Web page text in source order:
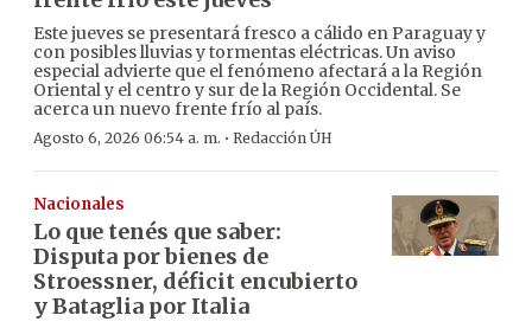
Este jueves se presentará fresco a cálido en Paraguay y
con posibles lluvias y tormentas eléctricas. Un aviso
especial advierte que el fenómeno afectará a la Región
Oriental y el centro y sur de la Región Occidental. Se
acerca un nuevo frente frío al país.
Agosto 6, 2026 06:54 a. m. · Redacción ÚH
Nacionales
Lo que tenés que saber:
Disputa por bienes de
Stroessner, déficit encubierto
y Bataglia por Italia